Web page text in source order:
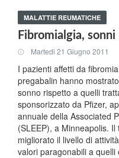
MALATTIE REUMATICHE
Fibromialgia,
Martedi 21 Giugno 2011
I pazienti affetti da
pregabalin hanno
sonno rispetto a quelli
sponsorizzato da Pfizer,
annuale della Associated
(SLEEP), a Minneapolis.
migliorato il livello di
valori paragonabili a